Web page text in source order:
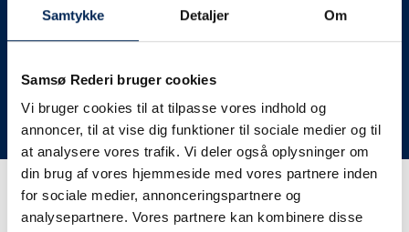
Samtykke Detaljer Om
Samsø Rederi bruger cookies
Vi bruger cookies til at tilpasse vores indhold og
annoncer, til at vise dig funktioner til sociale medier og til
at analysere vores trafik. Vi deler også oplysninger om
din brug af vores hjemmeside med vores partnere inden
for sociale medier, annonceringspartnere og
analysepartnere. Vores partnere kan kombinere disse
her på siden og ikke ringe eller skrive til os, da vi ikke
har mere at fortælle end I kan læse her.
Vi takker for jeres forståelse.
Få trafikinformation på